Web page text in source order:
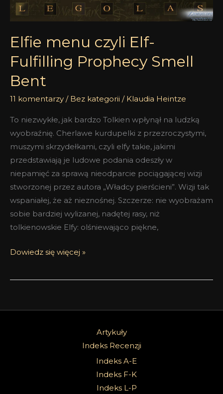
Elfie menu czyli Elf-
Fulfilling Prophecy Smell
Bent
11 komentarzy / Bez kategorii / Klaudia Heintze
To niezwykłe, jak bardzo Tolkien wpłynął na ludzką
wyobraźnię. Cherlawe kurdupelki z przezroczystymi,
muszymi skrzydełkami, czyli elfy takie, jakimi
przedstawiają je ludowe podania odeszły w
niepamięć za sprawą nieodparcie pociągającej wizji
stworzonej przez autora „Władcy pierścieni”. Wizji tak
wspaniałej, że aż nieznośnej. Szczerze: nie wyobrażam
sobie bardziej wylizanej, nadętej rasy, niż
tolkienowskie Elfy: olśniewająco piękne,
Dowiedz się więcej »
Artykuły
Indeks Recenzji
Indeks A-E
Indeks F-K
Indeks L-P